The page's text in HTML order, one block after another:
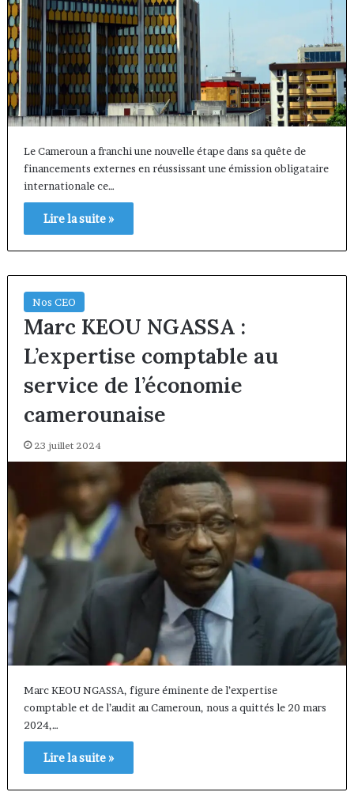
Le Cameroun a franchi une nouvelle étape dans sa quête de
financements externes en réussissant une émission obligataire
internationale ce…
Lire la suite »
Nos CEO
Marc KEOU NGASSA :
L’expertise comptable au
service de l’économie
camerounaise
23 juillet 2024
Marc KEOU NGASSA, figure éminente de l’expertise
comptable et de l’audit au Cameroun, nous a quittés le 20 mars
2024,…
Lire la suite »